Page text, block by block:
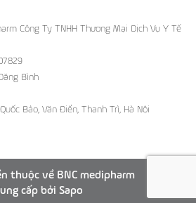
Công Ty TNHH Thương Mại Dịch Vụ Y Tế
Bình
Bảo, Văn Điển, Thanh Trì, Hà Nội
thuộc về BNC medipharm
cấp bởi Sapo